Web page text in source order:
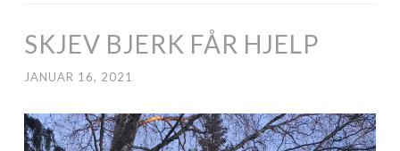
SKJEV BJERK FÅR HJELP
JANUAR 16, 2021